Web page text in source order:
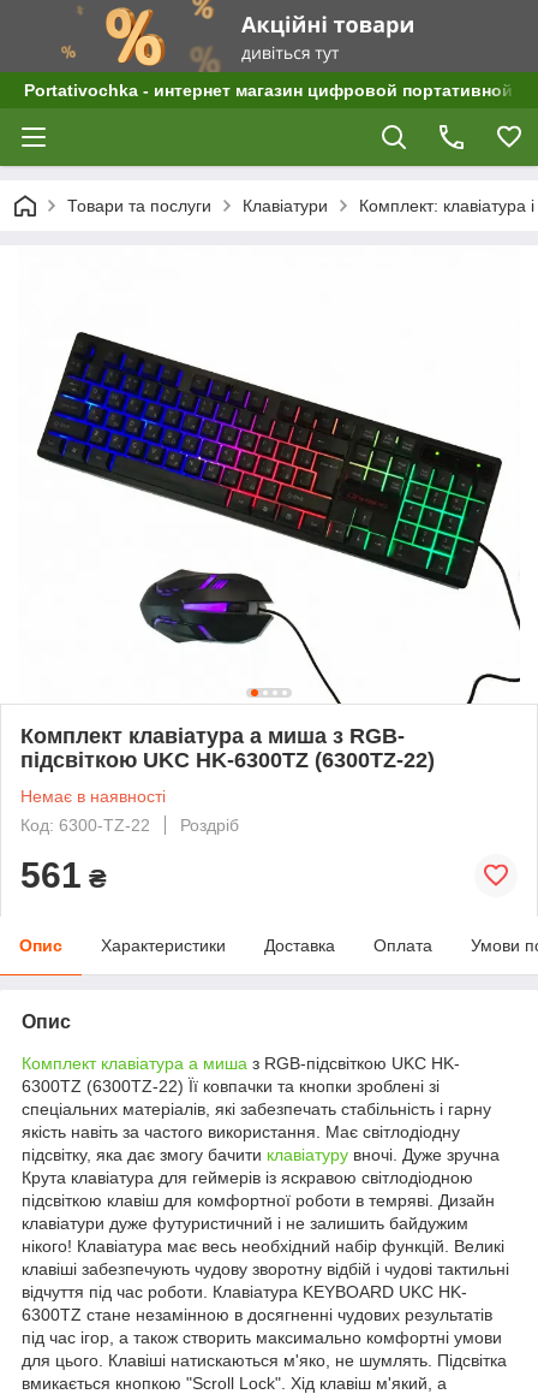
Portativochka - интернет магазин цифровой портативной
Товари та послуги Клавіатури Комплект: клавіатура
Комплект клавіатура а миша з RGB-
підсвіткою UKC HK-6300TZ (6300TZ-22)
Немає в наявності
Код: 6300-TZ-22
Роздріб
561 ₴
Опис Характеристики Доставка Оплата Умови
Опис
Комплект клавіатура а миша з RGB-підсвіткою UKC HK-
6300TZ (6300TZ-22) Її ковпачки та кнопки зроблені зі
спеціальних матеріалів, які забезпечать стабільність і гарну
якість навіть за частого використання. Має світлодіодну
підсвітку, яка дає змогу бачити клавіатуру вночі. Дуже зручна
Крута клавіатура для геймерів із яскравою світлодіодною
підсвіткою клавіш для комфортної роботи в темряві. Дизайн
клавіатури дуже футуристичний і не залишить байдужим
нікого! Клавіатура має весь необхідний набір функцій. Великі
клавіші забезпечують чудову зворотну відбій і чудові тактильні
відчуття під час роботи. Клавіатура KEYBOARD UKC HK-
6300TZ стане незамінною в досягненні чудових результатів
під час ігор, а також створить максимально комфортні умови
для цього. Клавіші натискаються м'яко, не шумлять. Підсвітка
вмикається кнопкою "Scroll Lock". Хід клавіш м'який, а